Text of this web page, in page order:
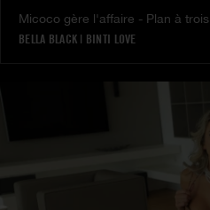
Micoco gère l'affaire - Plan à trois
BELLA BLACK | BINTI LOVE